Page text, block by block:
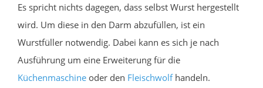
Es spricht nichts dagegen, dass selbst Wurst hergestellt
wird. Um diese in den Darm abzufüllen, ist ein
Wurstfüller notwendig. Dabei kann es sich je nach
Ausführung um eine Erweiterung für die
Küchenmaschine oder den Fleischwolfhandeln.